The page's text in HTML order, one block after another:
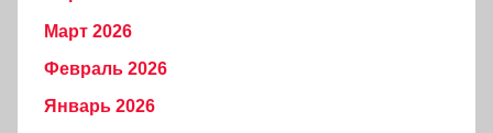
Март 2026
Февраль 2026
Январь 2026